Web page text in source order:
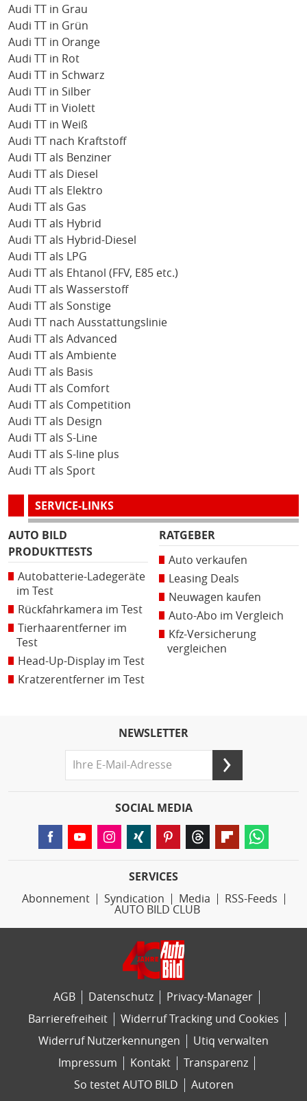
Audi TT in Grau
Audi TT in Grün
Audi TT in Orange
Audi TT in Rot
Audi TT in Schwarz
Audi TT in Silber
Audi TT in Violett
Audi TT in Weiß
Audi TT nach Kraftstoff
Audi TT als Benziner
Audi TT als Diesel
Audi TT als Elektro
Audi TT als Gas
Audi TT als Hybrid
Audi TT als Hybrid-Diesel
Audi TT als LPG
Audi TT als Ehtanol (FFV, E85 etc.)
Audi TT als Wasserstoff
Audi TT als Sonstige
Audi TT nach Ausstattungslinie
Audi TT als Advanced
Audi TT als Ambiente
Audi TT als Basis
Audi TT als Comfort
Audi TT als Competition
Audi TT als Design
Audi TT als S-Line
Audi TT als S-line plus
Audi TT als Sport
SERVICE-LINKS
AUTO BILD
PRODUKTTESTS
Autobatterie-Ladegeräte
im Test
Rückfahrkamera im Test
Tierhaarentferner im
Test
Head-Up-Display im Test
Kratzerentferner im Test
RATGEBER
Auto verkaufen
Leasing Deals
Neuwagen kaufen
Auto-Abo im Vergleich
Kfz-Versicherung
vergleichen
NEWSLETTER
SOCIAL MEDIA
SERVICES
Abonnement
Syndication Media
RSS-Feeds
AUTO BILD CLUB
AGB Datenschutz
Privacy-Manager
Barrierefreiheit
Widerruf Tracking und Cookies
Widerruf Nutzerkennungen
Utiq verwalten
Impressum
Kontakt
Transparenz
So testet AUTO BILD
Autoren